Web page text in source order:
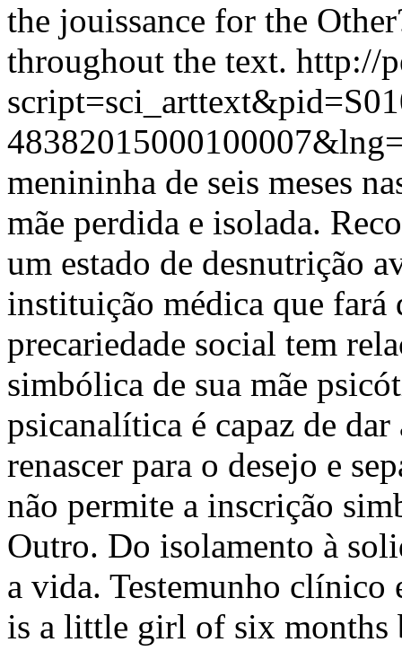
the jouissance for the
throughout the text. http://
menininha de seis meses
mãe perdida e isolada.
um estado de desnutrição
instituição médica que fará
precariedade social tem
simbólica de sua mãe
psicanalítica é capaz de dar
renascer para o desejo e
não permite a inscrição
Outro. Do isolamento à
a vida. Testemunho
is a little girl of six months